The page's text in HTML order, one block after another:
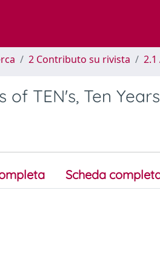
2 Contributo su rivista
TEN's, Ten
Scheda